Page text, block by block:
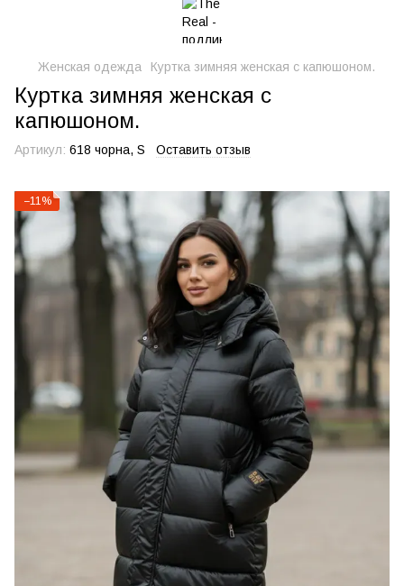
Женская одежда Куртка зимняя женская с капюшоном.
Куртка зимняя женская с
капюшоном.
Артикул: 618 чорна, S Оставить отзыв
−11%